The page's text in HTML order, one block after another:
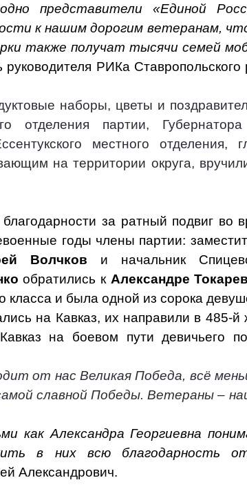
представители «Единой
к нашим дорогим ветеранам,
также получат тысячи семей
РИКа
наборы, цветы и
отделения партии,
местного отделения,
на территории округа,
за ратный подвиг во
годы члены партии:
Волчков и начальник
обратились к Александре
класса и была одной из сорока
на Кавказ, их направили в 485-
на боевом пути девичьего
от нас Великая Победа, всё
славной Победы. Ветераны –
как Александра Георгиевна
в них всю благодарность
Александрович.